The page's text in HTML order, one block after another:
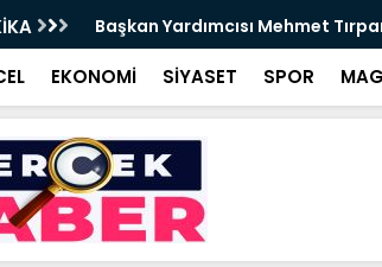
Başkan Yardımcısı Mehmet
Haber
EKONOMİ SİYASET SPOR